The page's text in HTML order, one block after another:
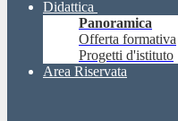
Didattica
Panoramica
Offerta formativa
Progetti d'istituto
Area Riservata